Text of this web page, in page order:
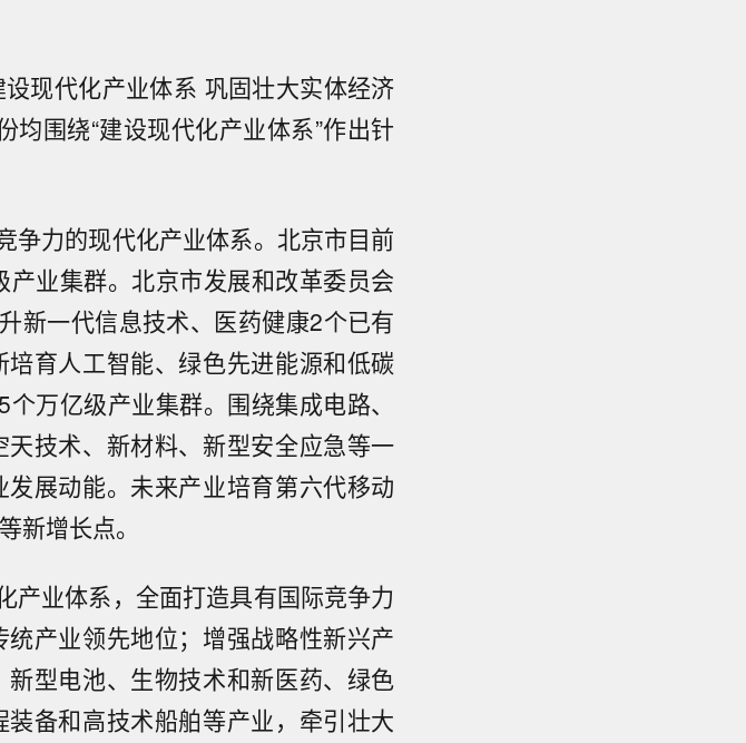
现代化产业体系 巩固壮大实体经济
均围绕“建设现代化产业体系”作出针
争力的现代化产业体系。北京市目前
业集群。北京市发展和改革委员会
新一代信息技术、医药健康2个已有
育人工智能、绿色先进能源和低碳
万亿级产业集群。围绕集成电路、
技术、新材料、新型安全应急等一
展动能。未来产业培育第六代移动
新增长点。
产业体系，全面打造具有国际竞争力
产业领先地位；增强战略性新兴产
型电池、生物技术和新医药、绿色
备和高技术船舶等产业，牵引壮大